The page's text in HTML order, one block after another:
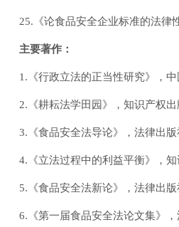
25.《论食品安全企业标准的法律
主要著作：
1.《行政立法的正当性研究》，
2.《耕耘法学田园》，知识产权出
3.《食品安全法导论》，法律出版
4.《立法过程中的利益平衡》，
5.《食品安全法新论》，法律出版
6.《第一届食品安全法论文集》，